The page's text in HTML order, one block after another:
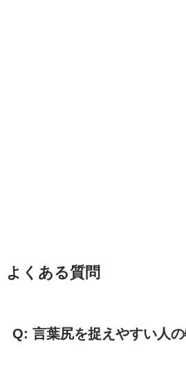
よくある質問
Q: 言葉尻を捉えやすい人の